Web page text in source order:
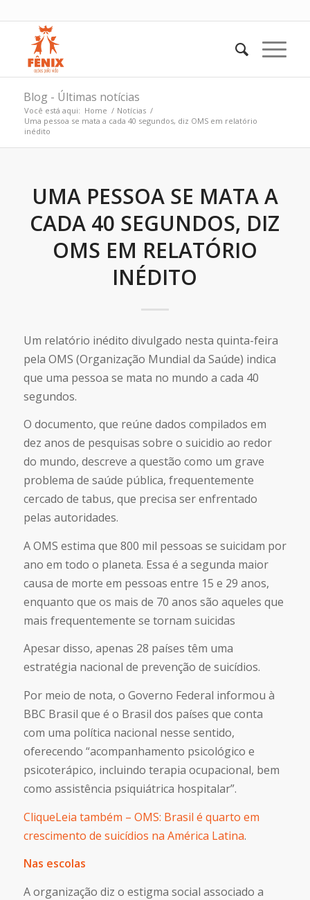
Blog - Últimas notícias
Você está aqui: Home / Notícias /
Uma pessoa se mata a cada 40 segundos, diz OMS em relatório
inédito
UMA PESSOA SE MATA A
CADA 40 SEGUNDOS, DIZ
OMS EM RELATÓRIO
INÉDITO
Um relatório inédito divulgado nesta quinta-feira
pela OMS (Organização Mundial da Saúde) indica
que uma pessoa se mata no mundo a cada 40
segundos.
O documento, que reúne dados compilados em
dez anos de pesquisas sobre o suicidio ao redor
do mundo, descreve a questão como um grave
problema de saúde pública, frequentemente
cercado de tabus, que precisa ser enfrentado
pelas autoridades.
A OMS estima que 800 mil pessoas se suicidam por
ano em todo o planeta. Essa é a segunda maior
causa de morte em pessoas entre 15 e 29 anos,
enquanto que os mais de 70 anos são aqueles que
mais frequentemente se tornam suicidas
Apesar disso, apenas 28 países têm uma
estratégia nacional de prevenção de suicídios.
Por meio de nota, o Governo Federal informou à
BBC Brasil que é o Brasil dos países que conta
com uma política nacional nesse sentido,
oferecendo “acompanhamento psicológico e
psicoterápico, incluindo terapia ocupacional, bem
como assistência psiquiátrica hospitalar”.
CliqueLeia também – OMS: Brasil é quarto em
crescimento de suicídios na América Latina.
Nas escolas
A organização diz o estigma social associado a